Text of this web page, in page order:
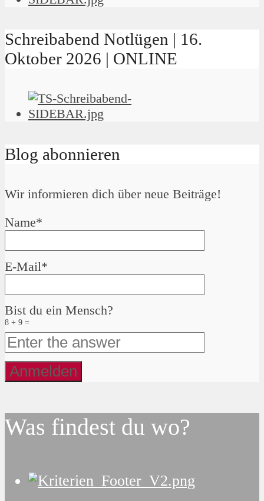
Schreibabend Notlügen | 16.
Oktober 2026 | ONLINE
Blog abonnieren
Wir informieren dich über neue Beiträge!
Name*
E-Mail*
Bist du ein Mensch?
8 + 9 =
Was findest du wo?